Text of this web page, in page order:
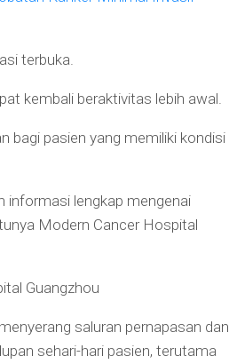
terbuka.
kembali beraktivitas lebih awal.
bagi pasien yang memiliki kondisi
informasi lengkap mengenai
Modern Cancer Hospital
Guangzhou
saluran pernapasan dan
sehari-hari pasien, terutama